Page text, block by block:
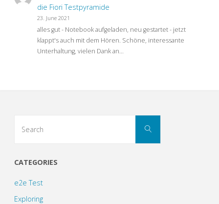
die Fiori Testpyramide
23. June 2021
alles gut - Notebook aufgeladen, neu gestartet - jetzt
klappt's auch mit dem Hören. Schöne, interessante
Unterhaltung, vielen Dank an…
Search
CATEGORIES
e2e Test
Exploring